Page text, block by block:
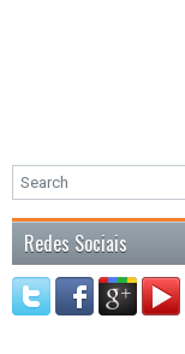
Redes Sociais